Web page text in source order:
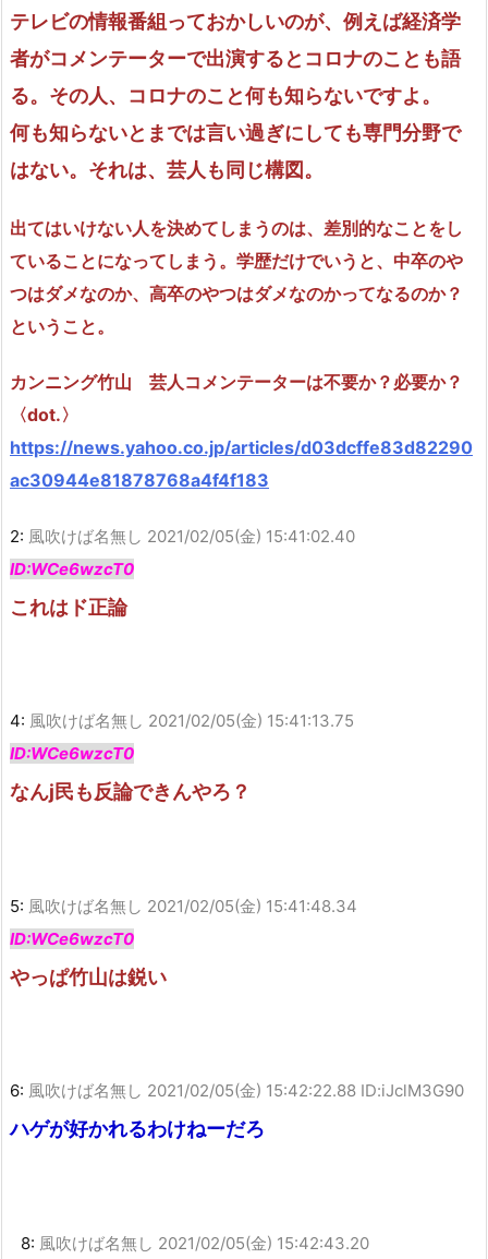
テレビの情報番組っておかしいのが、例えば経済学
者がコメンテーターで出演するとコロナのことも語
る。その人、コロナのこと何も知らないですよ。
何も知らないとまでは言い過ぎにしても専門分野で
はない。それは、芸人も同じ構図。
出てはいけない人を決めてしまうのは、差別的なことをし
ていることになってしまう。学歴だけでいうと、中卒のや
つはダメなのか、高卒のやつはダメなのかってなるのか？
ということ。
カンニング竹山 芸人コメンテーターは不要か？必要か？
〈dot.〉
https://news.yahoo.co.jp/articles/d03dcffe83d82290
ac30944e81878768a4f4f183
2: 風吹けば名無し 2021/02/05(金) 15:41:02.40
ID:WCe6wzcT0
これはド正論
4: 風吹けば名無し 2021/02/05(金) 15:41:13.75
ID:WCe6wzcT0
なんj民も反論できんやろ？
5: 風吹けば名無し 2021/02/05(金) 15:41:48.34
ID:WCe6wzcT0
やっぱ竹山は鋭い
6: 風吹けば名無し 2021/02/05(金) 15:42:22.88 ID:iJclM3G90
ハゲが好かれるわけねーだろ
8: 風吹けば名無し 2021/02/05(金) 15:42:43.20